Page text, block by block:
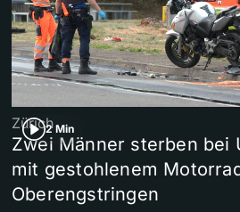
2 Min
Zürich
Zwei Männer sterben bei
mit gestohlenem
Oberengstringen